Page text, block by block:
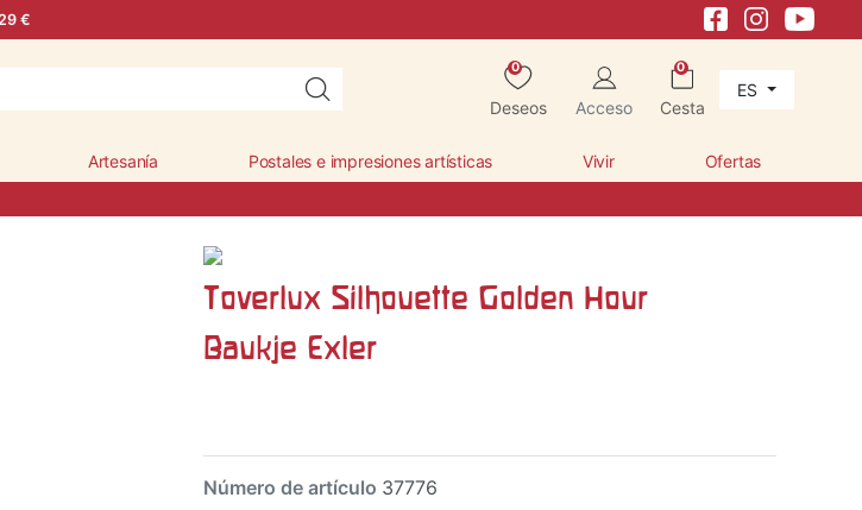
€
0
Deseos Acceso
0
Cesta
ES
Artesanía Postales e impresiones artísticas Vivir Ofertas
Toverlux Silhouette Golden Hour
Baukje Exler
Número de artículo 37776